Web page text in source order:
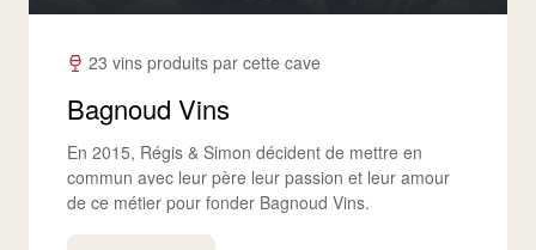
23 vins produits par cette cave
Bagnoud Vins
En 2015, Régis & Simon décident de mettre en
commun avec leur père leur passion et leur amour
de ce métier pour fonder Bagnoud Vins.